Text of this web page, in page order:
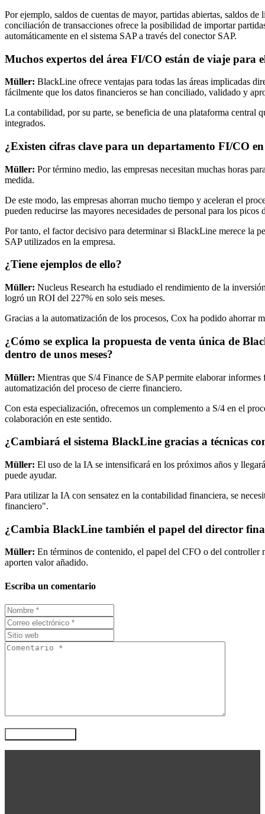
Por ejemplo, saldos de cuentas de mayor, partidas abiertas, saldos
conciliación de transacciones ofrece la posibilidad de importar
automáticamente en el sistema SAP a través del conector SAP.
Muchos expertos del área FI/CO están de viaje para
Müller: BlackLine ofrece ventajas para todas las áreas implicadas
fácilmente que los datos financieros se han conciliado, validado y
La contabilidad, por su parte, se beneficia de una plataforma
integrados.
¿Existen cifras clave para un departamento FI/CO
Müller: Por término medio, las empresas necesitan muchas horas
medida.
De este modo, las empresas ahorran mucho tiempo y aceleran el
pueden reducirse las mayores necesidades de personal para los
Por tanto, el factor decisivo para determinar si BlackLine merece la
SAP utilizados en la empresa.
¿Tiene ejemplos de ello?
Müller: Nucleus Research ha estudiado el rendimiento de la
logró un ROI del 227% en solo seis meses.
Gracias a la automatización de los procesos, Cox ha podido ahorrar
¿Cómo se explica la propuesta de venta única de
dentro de unos meses?
Müller: Mientras que S/4 Finance de SAP permite elaborar
automatización del proceso de cierre financiero.
Con esta especialización, ofrecemos un complemento a S/4 en el
colaboración en este sentido.
¿Cambiará el sistema BlackLine gracias a técnicas
Müller: El uso de la IA se intensificará en los próximos años y
puede ayudar.
Para utilizar la IA con sensatez en la contabilidad financiera, se
financiero".
¿Cambia BlackLine también el papel del director
Müller: En términos de contenido, el papel del CFO o del controller
aporten valor añadido.
Escriba un comentario